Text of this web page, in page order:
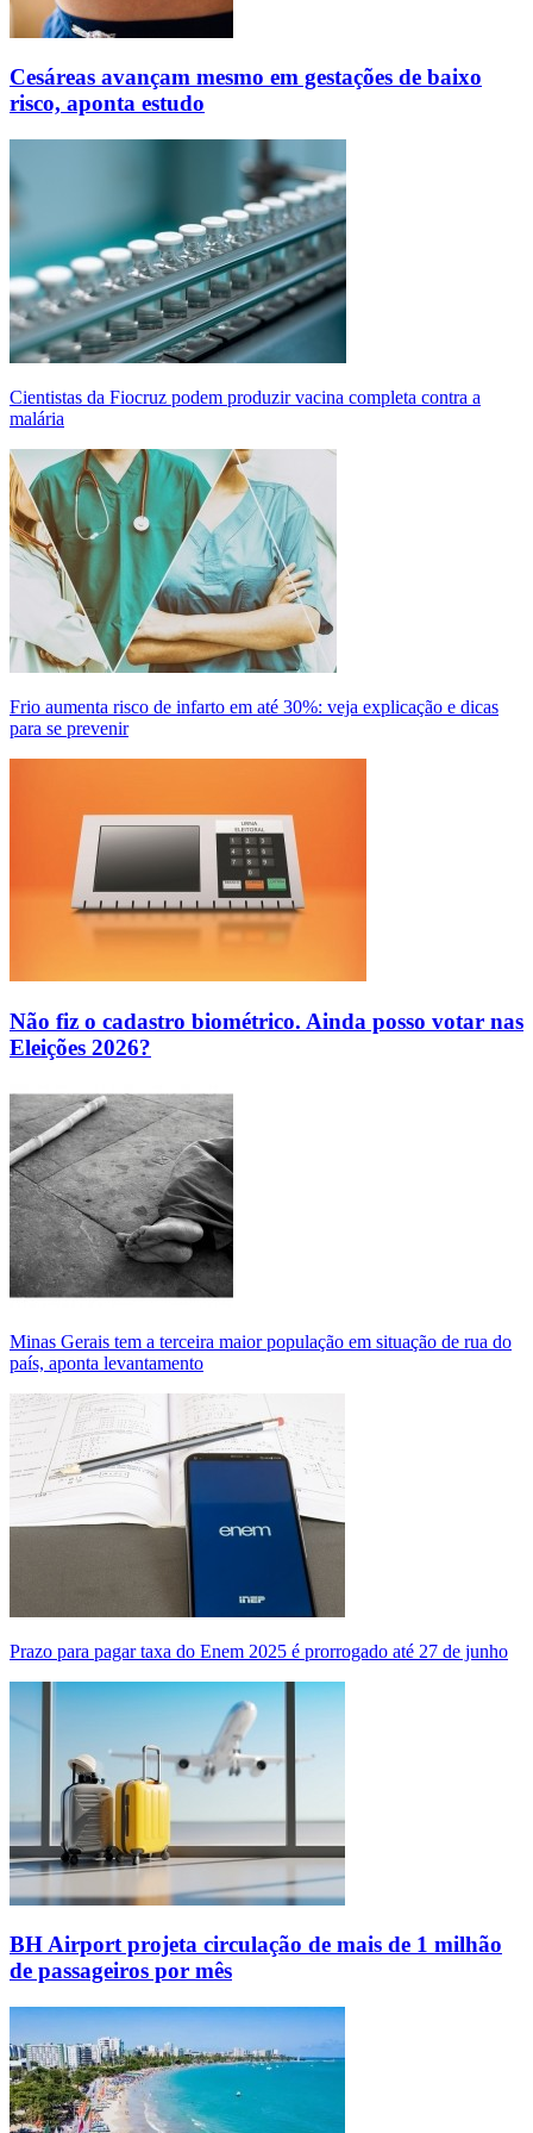
Cesáreas avançam mesmo em gestações de baixo
risco, aponta estudo
Cientistas da Fiocruz podem produzir vacina completa contra a
malária
Frio aumenta risco de infarto em até 30%: veja explicação e dicas
para se prevenir
Não fiz o cadastro biométrico. Ainda posso votar nas
Eleições 2026?
Minas Gerais tem a terceira maior população em situação de rua do
país, aponta levantamento
Prazo para pagar taxa do Enem 2025 é prorrogado até 27 de junho
BH Airport projeta circulação de mais de 1 milhão
de passageiros por mês